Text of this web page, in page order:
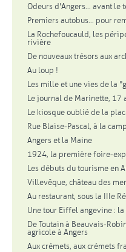
Odeurs d'Angers... avant le
Premiers autobus... pour
La Rochefoucauld, les
rivière
De nouveaux trésors aux
Au loup !
Les mille et une vies de la
Le journal de Marinette, 17
Le kiosque oublié de la
Rue Blaise-Pascal, à la
Angers et la Maine
1924, la première foire-
Les débuts du tourisme en
Villevêque, château des
Au restaurant, sous la IIIe
Une tour Eiffel angevine : la
De Toutain à Beauvais-
agricole à Angers
Aux crémets, aux crémets